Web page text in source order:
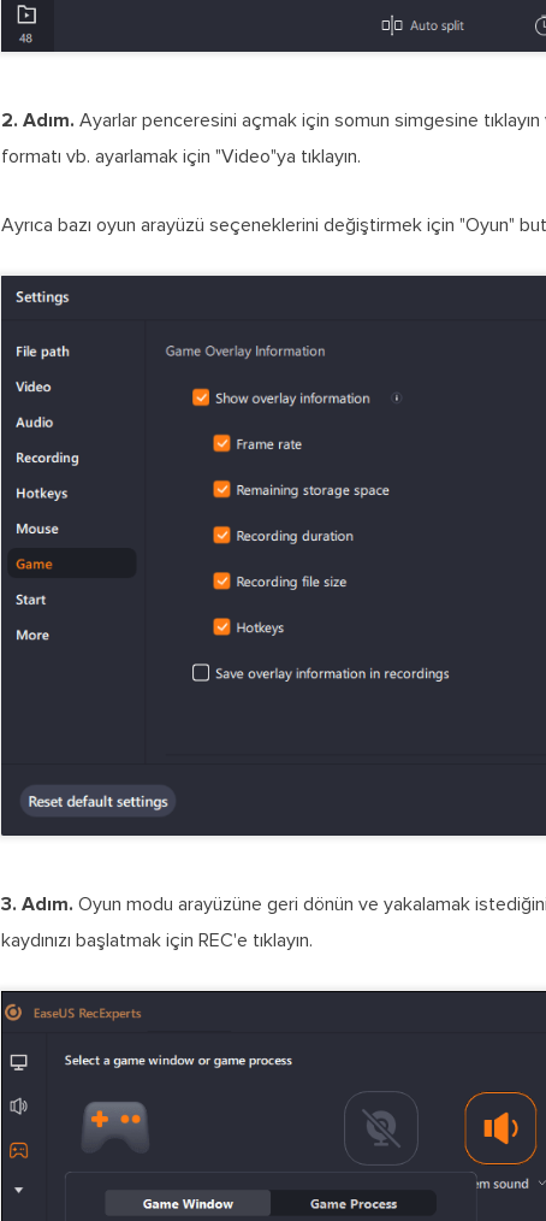
2. Adım. Ayarlar penceresini açmak için somun simgesine tıklayın
formatı vb. ayarlamak için "Video"ya tıklayın.
Ayrıca bazı oyun arayüzü seçeneklerini değiştirmek için "Oyun"
3. Adım. Oyun modu arayüzüne geri dönün ve yakalamak
kaydınızı başlatmak için REC'e tıklayın.